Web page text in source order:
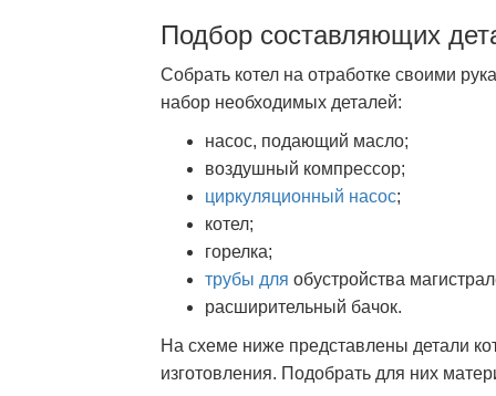
Подбор составляющих
Собрать котел на отработке своими
набор необходимых деталей:
насос, подающий масло;
воздушный компрессор;
циркуляционный насос;
котел;
горелка;
трубы для обустройства
расширительный бачок.
На схеме ниже представлены детали
изготовления. Подобрать для них